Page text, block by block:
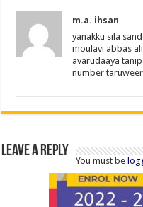
m.a. ihsan
yanakku sila
moulavi abbas
avarudaaya
number
Leave a Reply
You must be